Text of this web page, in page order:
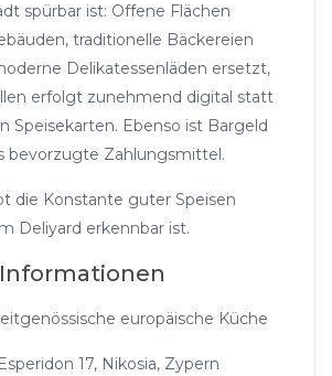
spürbar ist: Offene Flächen
traditionelle Bäckereien
Delikatessenläden ersetzt,
erfolgt zunehmend digital statt
Speisekarten. Ebenso ist Bargeld
bevorzugte Zahlungsmittel.
die Konstante guter Speisen
Deliyard erkennbar ist.
europäische Küche
17, Nikosia, Zypern